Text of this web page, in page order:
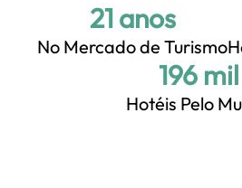
21 anos
No Mercado de Turismo
+200 mil
Hotéis Pelo